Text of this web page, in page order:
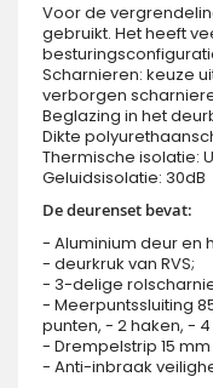
Voor de
gebruikt. Het heeft
Scharnieren: keuze
verborgen
Beglazing in het
Dikte
Thermische isolatie:
Geluidsisolatie: 30dB
De deurenset bevat:
- Aluminium deur en
- deurkruk van RVS;
- 3-delige
- Meerpuntssluiting
punten, - 2 haken, -
- Drempelstrip 15
- Anti-inbraak